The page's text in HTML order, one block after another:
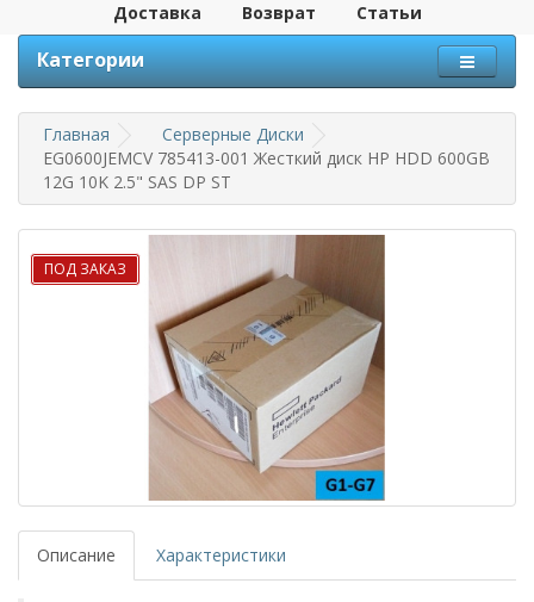
Доставка Возврат Статьи
Категории
Главная
Серверные Диски
EG0600JEMCV 785413-001 Жесткий диск HP HDD 600GB
12G 10K 2.5" SAS DP ST
ПОД ЗАКАЗ
Описание Характеристики